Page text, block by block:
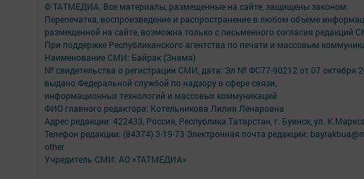
© ТАТМЕДИА. Все материалы, размещенные на сайте, защищены законом.
Перепечатка, воспроизведение и распространение в любом объеме
размещенной на сайте, возможна только с письменного согласия редакций
При поддержке Республиканского агентства по печати и массовым
Наименование СМИ: Байрак (Знамя)
№ свидетельства о регистрации СМИ, дата: Эл № ФС77-90212 от 07 октября
выдано Федеральной службой по надзору в сфере связи,
информационных технологий и массовых коммуникаций
ФИО главного редактора: Котельникова Лилия Ленаровна
Адрес редакции: 422433, Россия, Республика Татарстан, г. Буинск, ул.
Телефон редакции: (84374) 3-19-73 Электронная почта редакции:
other
Учредитель СМИ: АО «ТАТМЕДИА»